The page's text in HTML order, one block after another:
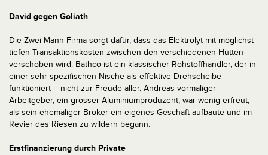
David gegen Goliath
Die Zwei-Mann-Firma sorgt dafür, dass das Elektrolyt mit möglichst
tiefen Transaktionskosten zwischen den verschiedenen Hütten
verschoben wird. Bathco ist ein klassischer Rohstoffhändler, der in
einer sehr spezifischen Nische als effektive Drehscheibe
funktioniert – nicht zur Freude aller. Andreas vormaliger
Arbeitgeber, ein grosser Aluminiumproduzent, war wenig erfreut,
als sein ehemaliger Broker ein eigenes Geschäft aufbaute und im
Revier des Riesen zu wildern begann.
Erstfinanzierung durch Private